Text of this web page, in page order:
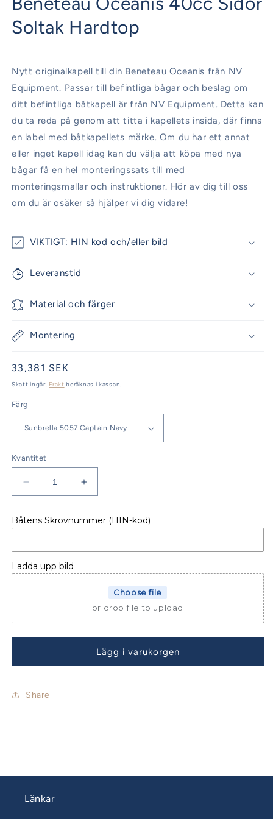
modalfönster
Soltak Hardtop
Nytt originalkapell till din Beneteau Oceanis från NV
Equipment. Passar till befintliga bågar och beslag om
ditt befintliga båtkapell är från NV Equipment. Detta kan
du ta reda på genom att titta i kapellets insida, där finns
en label med båtkapellets märke. Om du har ett annat
eller inget kapell idag kan du välja att köpa med nya
bågar få en hel monteringssats till med
monteringsmallar och instruktioner. Hör av dig till oss
om du är osäker så hjälper vi dig vidare!
VIKTIGT: HIN kod och/eller bild
Leveranstid
Material och färger
Montering
Ordinarie
pris
33,381 SEK
Skatt ingår. Frakt beräknas i kassan.
Färg
Kvantitet
Minska
kvantitet
Beneteau
40cc
Sidor
Soltak
Öka
kvantitet
Beneteau
40cc
Soltak
Hardtop
Båtens Skrovnummer (HIN-kod)
Ladda upp bild
Choose file
or drop file to upload
Lägg i varukorgen
Share
Länkar